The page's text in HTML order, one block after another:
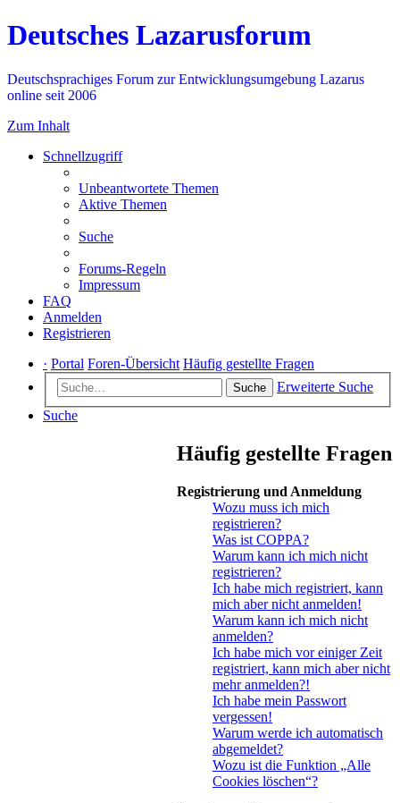
Deutsches Lazarusforum
Deutschsprachiges Forum zur Entwicklungsumgebung Lazarus
online seit 2006
Zum Inhalt
Schnellzugriff
Unbeantwortete Themen
Aktive Themen
Suche
Forums-Regeln
Impressum
FAQ
Anmelden
Registrieren
· Portal Foren-Übersicht Häufig gestellte Fragen
Suche
Erweiterte Suche
Suche
Häufig gestellte Fragen
Registrierung und Anmeldung
Wozu muss ich mich
registrieren?
Was ist COPPA?
Warum kann ich mich nicht
registrieren?
Ich habe mich registriert, kann
mich aber nicht anmelden!
Warum kann ich mich nicht
anmelden?
Ich habe mich vor einiger Zeit
registriert, kann mich aber nicht
mehr anmelden?!
Ich habe mein Passwort
vergessen!
Warum werde ich automatisch
abgemeldet?
Wozu ist die Funktion „Alle
Cookies löschen“?